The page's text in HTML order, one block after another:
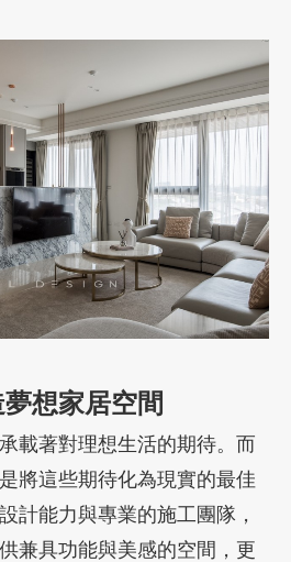
想家居空間
載著對理想生活的期待。而
將這些期待化為現實的最佳
計能力與專業的施工團隊，
兼具功能與美感的空間，更